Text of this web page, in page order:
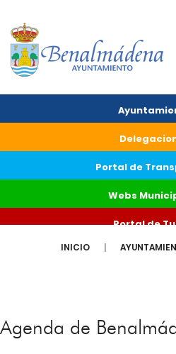
Portal de
Webs
Portal de
INICIO
Agenda de